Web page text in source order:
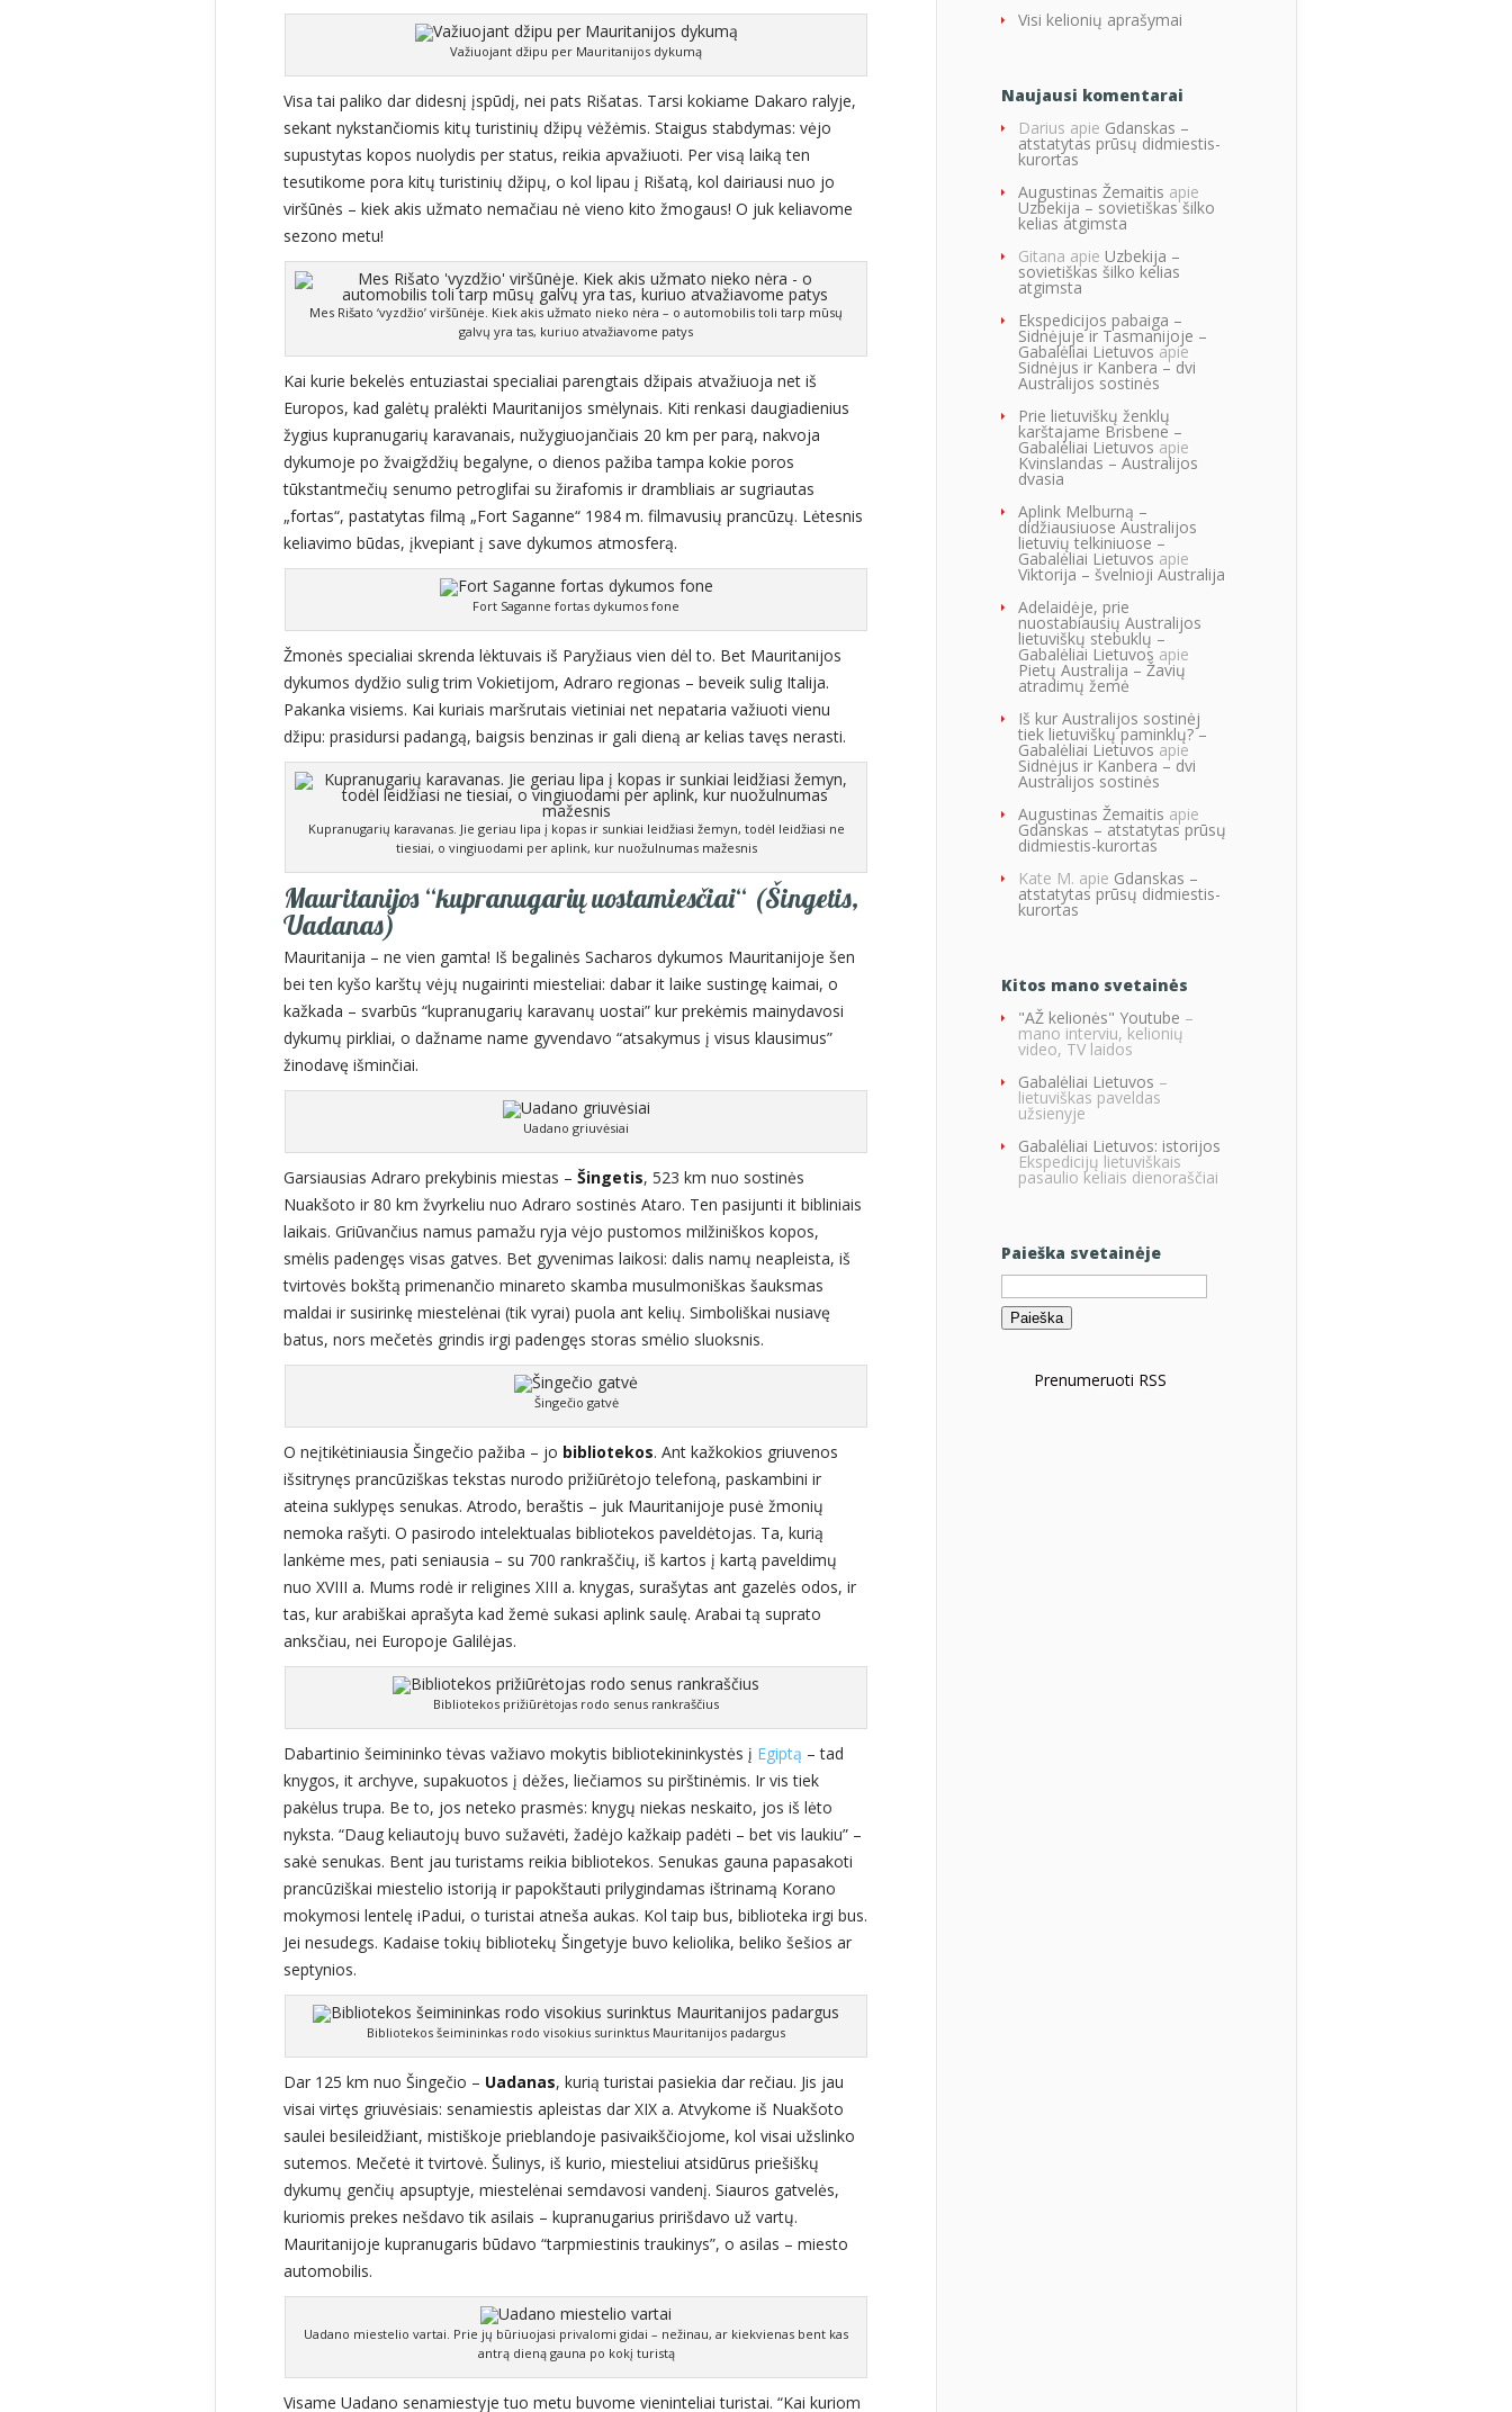
Važiuojant džipu per Mauritanijos dykumą
Visa tai paliko dar didesnį įspūdį, nei pats Rišatas. Tarsi kokiame Dakaro ralyje,
sekant nykstančiomis kitų turistinių džipų vėžėmis. Staigus stabdymas: vėjo
supustytas kopos nuolydis per status, reikia apvažiuoti. Per visą laiką ten
tesutikome pora kitų turistinių džipų, o kol lipau į Rišatą, kol dairiausi nuo jo
viršūnės – kiek akis užmato nemačiau nė vieno kito žmogaus! O juk keliavome
sezono metu!
Mes Rišato ‘vyzdžio’ viršūnėje. Kiek akis užmato nieko nėra – o automobilis toli tarp mūsų
galvų yra tas, kuriuo atvažiavome patys
Kai kurie bekelės entuziastai specialiai parengtais džipais atvažiuoja net iš
Europos, kad galėtų pralėkti Mauritanijos smėlynais. Kiti renkasi daugiadienius
žygius kupranugarių karavanais, nužygiuojančiais 20 km per parą, nakvoja
dykumoje po žvaigždžių begalyne, o dienos pažiba tampa kokie poros
tūkstantmečių senumo petroglifai su žirafomis ir drambliais ar sugriautas
„fortas“, pastatytas filmą „Fort Saganne“ 1984 m. filmavusių prancūzų. Lėtesnis
keliavimo būdas, įkvepiant į save dykumos atmosferą.
Fort Saganne fortas dykumos fone
Žmonės specialiai skrenda lėktuvais iš Paryžiaus vien dėl to. Bet Mauritanijos
dykumos dydžio sulig trim Vokietijom, Adraro regionas – beveik sulig Italija.
Pakanka visiems. Kai kuriais maršrutais vietiniai net nepataria važiuoti vienu
džipu: prasidursi padangą, baigsis benzinas ir gali dieną ar kelias tavęs nerasti.
Kupranugarių karavanas. Jie geriau lipa į kopas ir sunkiai leidžiasi žemyn, todėl leidžiasi ne
tiesiai, o vingiuodami per aplink, kur nuožulnumas mažesnis
Mauritanijos “kupranugarių uostamiesčiai“ (Šingetis,
Uadanas)
Mauritanija – ne vien gamta! Iš begalinės Sacharos dykumos Mauritanijoje šen
bei ten kyšo karštų vėjų nugairinti miesteliai: dabar it laike sustingę kaimai, o
kažkada – svarbūs “kupranugarių karavanų uostai” kur prekėmis mainydavosi
dykumų pirkliai, o dažname name gyvendavo “atsakymus į visus klausimus”
žinodavę išminčiai.
Uadano griuvėsiai
Garsiausias Adraro prekybinis miestas – Šingetis, 523 km nuo sostinės
Nuakšoto ir 80 km žvyrkeliu nuo Adraro sostinės Ataro. Ten pasijunti it bibliniais
laikais. Griūvančius namus pamažu ryja vėjo pustomos milžiniškos kopos,
smėlis padengęs visas gatves. Bet gyvenimas laikosi: dalis namų neapleista, iš
tvirtovės bokštą primenančio minareto skamba musulmoniškas šauksmas
maldai ir susirinkę miestelėnai (tik vyrai) puola ant kelių. Simboliškai nusiavę
batus, nors mečetės grindis irgi padengęs storas smėlio sluoksnis.
Šingečio gatvė
O neįtikėtiniausia Šingečio pažiba – jo bibliotekos. Ant kažkokios griuvenos
išsitrynęs prancūziškas tekstas nurodo prižiūrėtojo telefoną, paskambini ir
ateina suklypęs senukas. Atrodo, beraštis – juk Mauritanijoje pusė žmonių
nemoka rašyti. O pasirodo intelektualas bibliotekos paveldėtojas. Ta, kurią
lankėme mes, pati seniausia – su 700 rankraščių, iš kartos į kartą paveldimų
nuo XVIII a. Mums rodė ir religines XIII a. knygas, surašytas ant gazelės odos, ir
tas, kur arabiškai aprašyta kad žemė sukasi aplink saulę. Arabai tą suprato
anksčiau, nei Europoje Galilėjas.
Bibliotekos prižiūrėtojas rodo senus rankraščius
Dabartinio šeimininko tėvas važiavo mokytis bibliotekininkystės į Egiptą – tad
knygos, it archyve, supakuotos į dėžes, liečiamos su pirštinėmis. Ir vis tiek
pakėlus trupa. Be to, jos neteko prasmės: knygų niekas neskaito, jos iš lėto
nyksta. “Daug keliautojų buvo sužavėti, žadėjo kažkaip padėti – bet vis laukiu” –
sakė senukas. Bent jau turistams reikia bibliotekos. Senukas gauna papasakoti
prancūziškai miestelio istoriją ir papokštauti prilygindamas ištrinamą Korano
mokymosi lentelę iPadui, o turistai atneša aukas. Kol taip bus, biblioteka irgi bus.
Jei nesudegs. Kadaise tokių bibliotekų Šingetyje buvo keliolika, beliko šešios ar
septynios.
Bibliotekos šeimininkas rodo visokius surinktus Mauritanijos padargus
Dar 125 km nuo Šingečio – Uadanas, kurią turistai pasiekia dar rečiau. Jis jau
visai virtęs griuvėsiais: senamiestis apleistas dar XIX a. Atvykome iš Nuakšoto
saulei besileidžiant, mistiškoje prieblandoje pasivaikščiojome, kol visai užslinko
sutemos. Mečetė it tvirtovė. Šulinys, iš kurio, miesteliui atsidūrus priešiškų
dykumų genčių apsuptyje, miestelėnai semdavosi vandenį. Siauros gatvelės,
kuriomis prekes nešdavo tik asilais – kupranugarius pririšdavo už vartų.
Mauritanijoje kupranugaris būdavo “tarpmiestinis traukinys”, o asilas – miesto
automobilis.
Uadano miestelio vartai. Prie jų būriuojasi privalomi gidai – nežinau, ar kiekvienas bent kas
antrą dieną gauna po kokį turistą
Visame Uadano senamiestyje tuo metu buvome vieninteliai turistai. “Kai kuriom
Visi kelionių aprašymai
Naujausi komentarai
Darius apie Gdanskas –
atstatytas prūsų didmiestis-
kurortas
Augustinas Žemaitis apie
Uzbekija – sovietiškas šilko
kelias atgimsta
Gitana apie Uzbekija –
sovietiškas šilko kelias
atgimsta
Ekspedicijos pabaiga –
Sidnėjuje ir Tasmanijoje –
Gabalėliai Lietuvos apie
Sidnėjus ir Kanbera – dvi
Australijos sostinės
Prie lietuviškų ženklų
karštajame Brisbene –
Gabalėliai Lietuvos apie
Kvinslandas – Australijos
dvasia
Aplink Melburną –
didžiausiuose Australijos
lietuvių telkiniuose –
Gabalėliai Lietuvos apie
Viktorija – švelnioji Australija
Adelaidėje, prie
nuostabiausių Australijos
lietuviškų stebuklų –
Gabalėliai Lietuvos apie
Pietų Australija – Žavių
atradimų žemė
Iš kur Australijos sostinėj
tiek lietuviškų paminklų? –
Gabalėliai Lietuvos apie
Sidnėjus ir Kanbera – dvi
Australijos sostinės
Augustinas Žemaitis apie
Gdanskas – atstatytas prūsų
didmiestis-kurortas
Kate M. apie Gdanskas –
atstatytas prūsų didmiestis-
kurortas
Kitos mano svetainės
"AŽ kelionės" Youtube –
mano interviu, kelionių
video, TV laidos
Gabalėliai Lietuvos –
lietuviškas paveldas
užsienyje
Gabalėliai Lietuvos: istorijos
Ekspedicijų lietuviškais
pasaulio keliais dienoraščiai
Paieška svetainėje
Ieškoti:
Prenumeruoti RSS